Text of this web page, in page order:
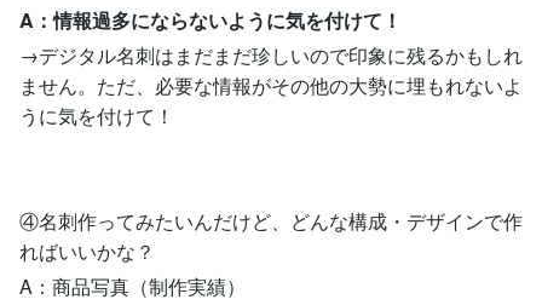
A：情報過多にならないように気を付けて！
→デジタル名刺はまだまだ珍しいので印象に残るかもしれ
ません。ただ、必要な情報がその他の大勢に埋もれないよ
うに気を付けて！
④名刺作ってみたいんだけど、どんな構成・デザインで作
ればいいかな？
A：商品写真（制作実績）